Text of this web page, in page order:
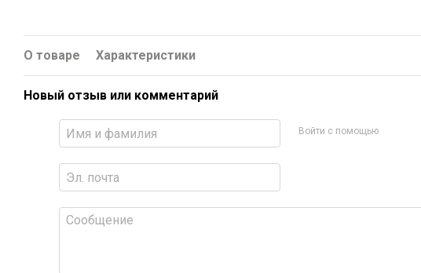
О товаре Характеристики
Новый отзыв или комментарий
Войти с помощью